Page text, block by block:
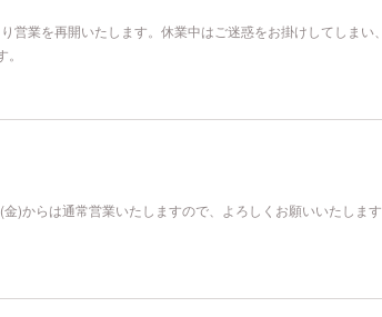
営業を再開いたします。休業中はご迷惑をお掛けしてしまい
)からは通常営業いたしますので、よろしくお願いいたします